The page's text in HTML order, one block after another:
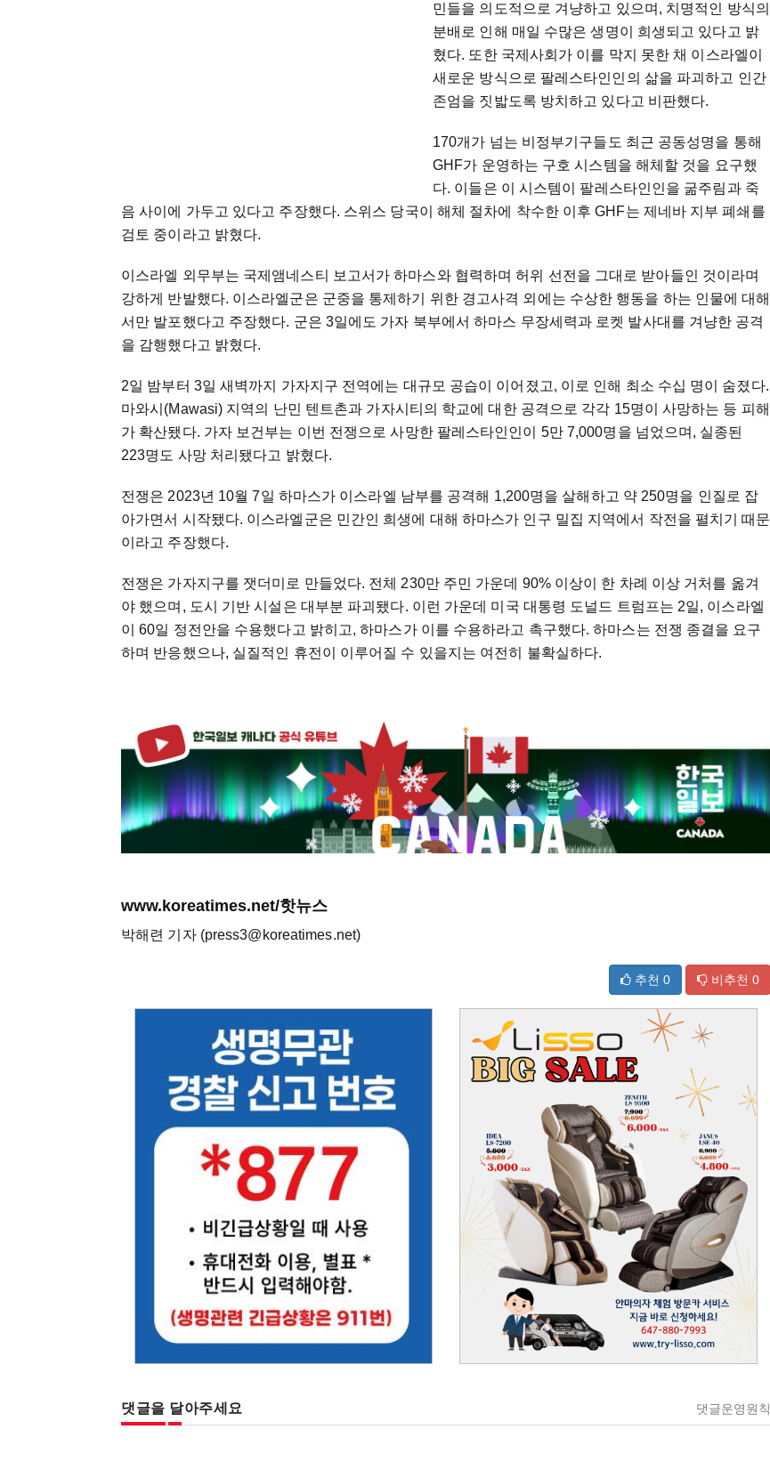
민들을 의도적으로 겨냥하고 있으며, 치명적인 방식의
분배로 인해 매일 수많은 생명이 희생되고 있다고 밝
혔다. 또한 국제사회가 이를 막지 못한 채 이스라엘이
새로운 방식으로 팔레스타인인의 삶을 파괴하고 인간
존엄을 짓밟도록 방치하고 있다고 비판했다.
170개가 넘는 비정부기구들도 최근 공동성명을 통해
GHF가 운영하는 구호 시스템을 해체할 것을 요구했
다. 이들은 이 시스템이 팔레스타인인을 굶주림과 죽
음 사이에 가두고 있다고 주장했다. 스위스 당국이 해체 절차에 착수한 이후 GHF는 제네바 지부 폐쇄를
검토 중이라고 밝혔다.
이스라엘 외무부는 국제앰네스티 보고서가 하마스와 협력하며 허위 선전을 그대로 받아들인 것이라며
강하게 반발했다. 이스라엘군은 군중을 통제하기 위한 경고사격 외에는 수상한 행동을 하는 인물에 대해
서만 발포했다고 주장했다. 군은 3일에도 가자 북부에서 하마스 무장세력과 로켓 발사대를 겨냥한 공격
을 감행했다고 밝혔다.
2일 밤부터 3일 새벽까지 가자지구 전역에는 대규모 공습이 이어졌고, 이로 인해 최소 수십 명이 숨졌다.
마와시(Mawasi) 지역의 난민 텐트촌과 가자시티의 학교에 대한 공격으로 각각 15명이 사망하는 등 피해
가 확산됐다. 가자 보건부는 이번 전쟁으로 사망한 팔레스타인인이 5만 7,000명을 넘었으며, 실종된
223명도 사망 처리됐다고 밝혔다.
전쟁은 2023년 10월 7일 하마스가 이스라엘 남부를 공격해 1,200명을 살해하고 약 250명을 인질로 잡
아가면서 시작됐다. 이스라엘군은 민간인 희생에 대해 하마스가 인구 밀집 지역에서 작전을 펼치기 때문
이라고 주장했다.
전쟁은 가자지구를 잿더미로 만들었다. 전체 230만 주민 가운데 90% 이상이 한 차례 이상 거처를 옮겨
야 했으며, 도시 기반 시설은 대부분 파괴됐다. 이런 가운데 미국 대통령 도널드 트럼프는 2일, 이스라엘
이 60일 정전안을 수용했다고 밝히고, 하마스가 이를 수용하라고 촉구했다. 하마스는 전쟁 종결을 요구
하며 반응했으나, 실질적인 휴전이 이루어질 수 있을지는 여전히 불확실하다.
www.koreatimes.net/핫뉴스
박해련 기자 (press3@koreatimes.net)
추천 0 비추천 0
댓글을 달아주세요 댓글운영원칙